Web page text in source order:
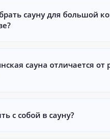
сауну для большой
сауна отличается от
с собой в сауну?